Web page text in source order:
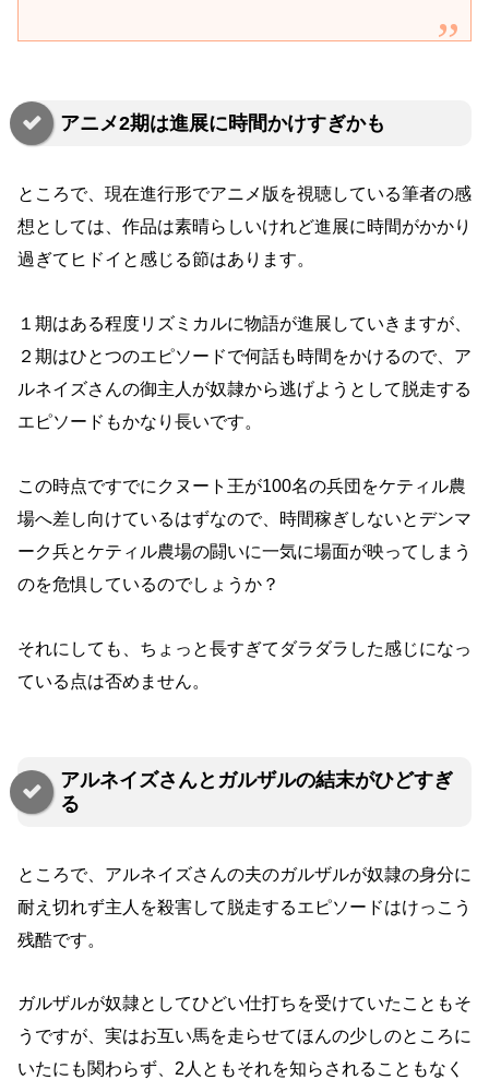
アニメ2期は進展に時間かけすぎかも
ところで、現在進行形でアニメ版を視聴している筆者の感
想としては、作品は素晴らしいけれど進展に時間がかかり
過ぎてヒドイと感じる節はあります。
１期はある程度リズミカルに物語が進展していきますが、
２期はひとつのエピソードで何話も時間をかけるので、ア
ルネイズさんの御主人が奴隷から逃げようとして脱走する
エピソードもかなり長いです。
この時点ですでにクヌート王が100名の兵団をケティル農
場へ差し向けているはずなので、時間稼ぎしないとデンマ
ーク兵とケティル農場の闘いに一気に場面が映ってしまう
のを危惧しているのでしょうか？
それにしても、ちょっと長すぎてダラダラした感じになっ
ている点は否めません。
アルネイズさんとガルザルの結末がひどすぎ
る
ところで、アルネイズさんの夫のガルザルが奴隷の身分に
耐え切れず主人を殺害して脱走するエピソードはけっこう
残酷です。
ガルザルが奴隷としてひどい仕打ちを受けていたこともそ
うですが、実はお互い馬を走らせてほんの少しのところに
いたにも関わらず、2人ともそれを知らされることもなく